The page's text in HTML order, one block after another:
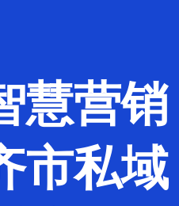
慧营销
市私域